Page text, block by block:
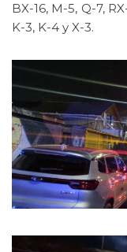
BX-16, M-5, Q-7,
K-3, K-4 y X-3.